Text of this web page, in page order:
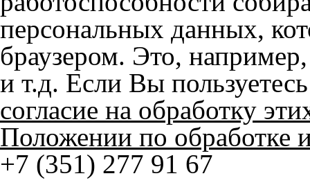
согласие на обработку
Положении по обработке
+7 (351) 277 91 67